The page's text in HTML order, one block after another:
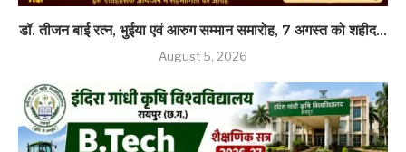
डॉ. तीजन बाई रत्न, भुईया एवं आरुग सम्मान समारोह, 7 अगस्त को शहीद...
August 5, 2026